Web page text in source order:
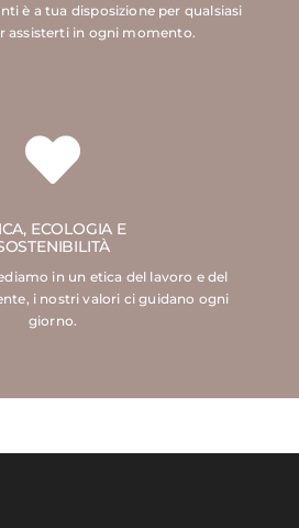
è a tua disposizione per qualsiasi
assisterti in ogni momento.
ECOLOGIA E
in un etica del lavoro e del
i nostri valori ci guidano ogni
giorno.